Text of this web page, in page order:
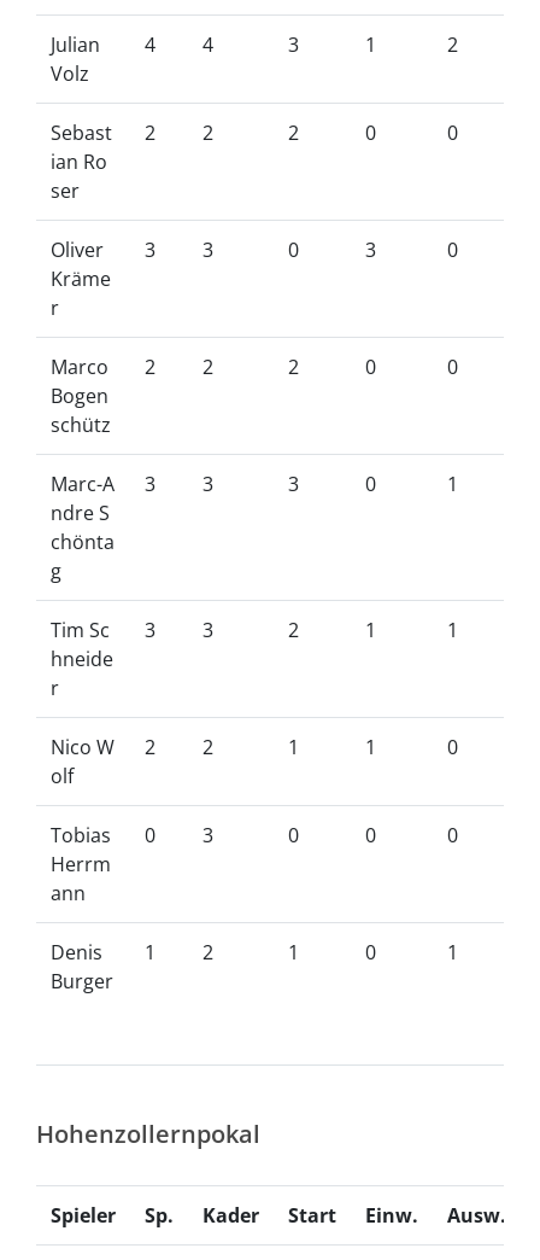
Julian
Volz
4 4 3 1 2
Sebast
ian Ro
ser
2 2 2 0 0
Oliver
Kräme
r
3 3 0 3 0
Marco
Bogen
schütz
2 2 2 0 0
Marc-A
ndre S
chönta
g
3 3 3 0 1
Tim Sc
hneide
r
3 3 2 1 1
Nico W
olf
2 2 1 1 0
Tobias
Herrm
ann
0 3 0 0 0
Denis
Burger
1 2 1 0 1
Hohenzollernpokal
Spieler Sp. Kader Start Einw. Ausw.